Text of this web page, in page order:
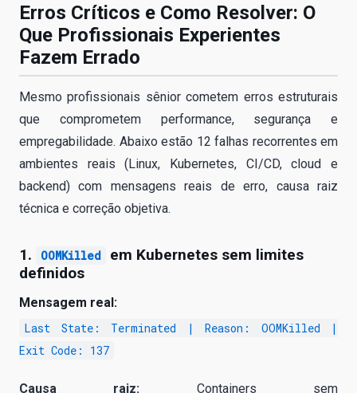
Erros Críticos e Como Resolver: O
Que Profissionais Experientes
Fazem Errado
Mesmo profissionais sênior cometem erros estruturais
que comprometem performance, segurança e
empregabilidade. Abaixo estão 12 falhas recorrentes em
ambientes reais (Linux, Kubernetes, CI/CD, cloud e
backend) com mensagens reais de erro, causa raiz
técnica e correção objetiva.
1. OOMKilled
em Kubernetes sem limites
definidos
Mensagem real:
Last State: Terminated | Reason: OOMKilled |
Exit Code: 137
Causa raiz: Containers sem